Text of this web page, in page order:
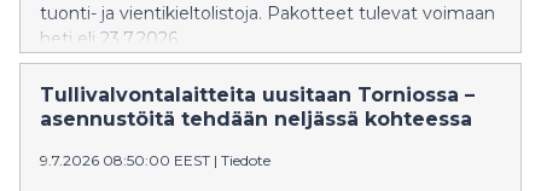
tuonti- ja vientikieltolistoja. Pakotteet tulevat voimaan
heti eli 23.7.2026.
Tullivalvontalaitteita uusitaan Torniossa –
asennustöitä tehdään neljässä kohteessa
9.7.2026 08:50:00 EEST | Tiedote